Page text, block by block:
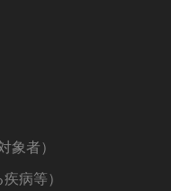
象者）
病等）